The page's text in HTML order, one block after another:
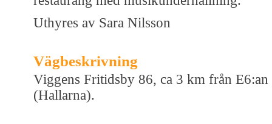
Uthyres av Sara Nilsson
Vägbeskrivning
Viggens Fritidsby 86, ca 3 km från E6:an
(Hallarna).